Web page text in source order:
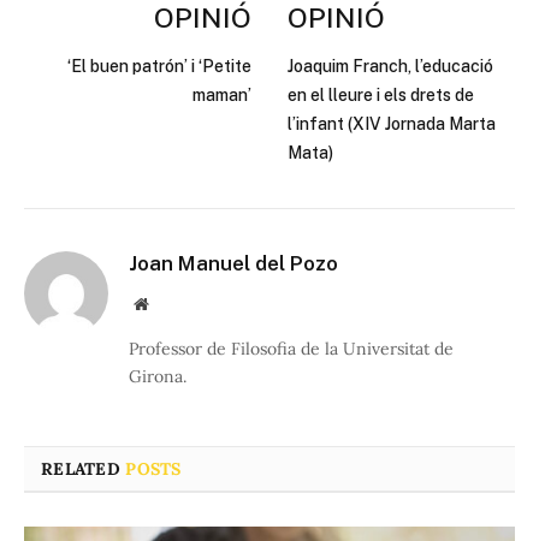
OPINIÓ
‘El buen patrón’ i ‘Petite
maman’
OPINIÓ
Joaquim Franch, l’educació
en el lleure i els drets de
l’infant (XIV Jornada Marta
Mata)
Joan Manuel del Pozo
Website
Professor de Filosofia de la Universitat de
Girona.
RELATEDPOSTS